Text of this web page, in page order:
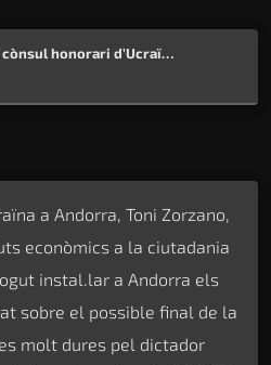
TONI ZORZANO, cònsul honorari d’Ucraïna a Andorra.
a Andorra, Toni Zorzano,
econòmics a la ciutadania
instal.lar a Andorra els
sobre el possible final de la
molt dures pel dictador